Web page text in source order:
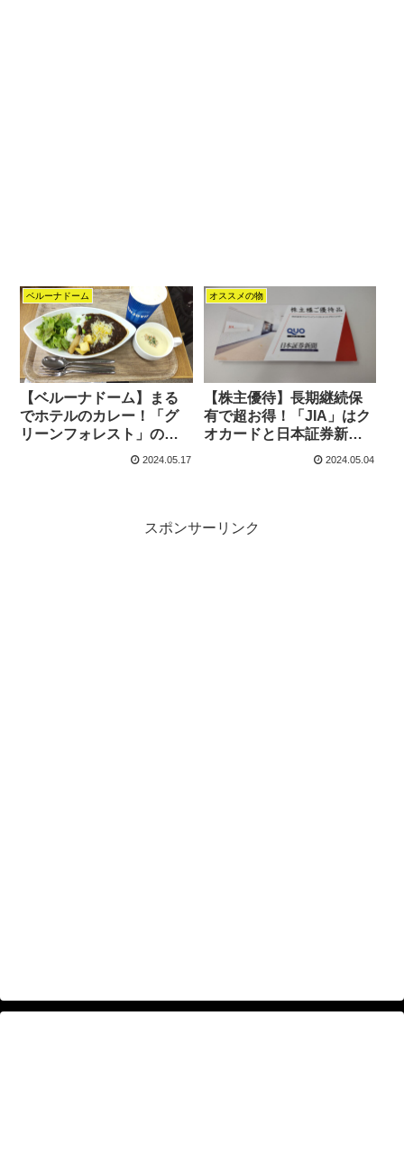
ベルーナドーム
【ベルーナドーム】まる
でホテルのカレー！「グ
リーンフォレスト」の焼
きチーズカレーは、球場
2024.05.17
オススメの物
【株主優待】長期継続保
有で超お得！「JIA」はク
オカードと日本証券新聞
購買券が長期保有でどん
2024.05.04
スポンサーリンク